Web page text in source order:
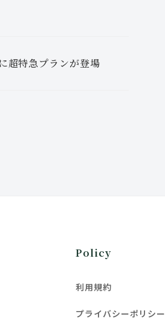
超特急プランが登場
Policy
利用規約
プライバシーポリシー